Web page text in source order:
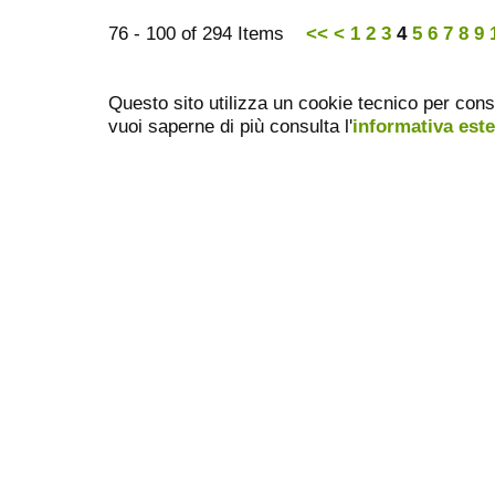
76 - 100 of 294 Items << < 1 2 3 4 5 6 7 8 9
Questo sito utilizza un cookie tecnico per
vuoi saperne di più consulta l'informativa